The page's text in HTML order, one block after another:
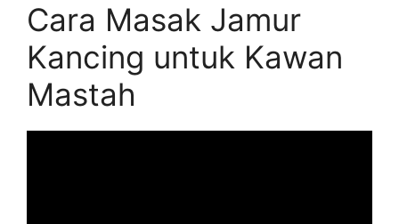
Cara Masak Jamur
Kancing untuk Kawan
Mastah